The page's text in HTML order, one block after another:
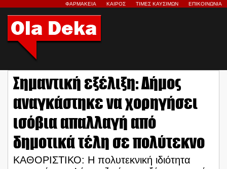
ΦΑΡΜΑΚΕΙΑ ΚΑΙΡΟΣ ΤΙΜΕΣ ΚΑΥΣΙΜΩΝ ΕΠΙΚΟΙΝΩΝΙΑ
Σημαντική εξέλιξη: Δήμος
αναγκάστηκε να χορηγήσει
ισόβια απαλλαγή από
δημοτικά τέλη σε πολύτεκνο
ΚΑΘΟΡΙΣΤΙΚΟ: Η πολυτεκνική ιδιότητα